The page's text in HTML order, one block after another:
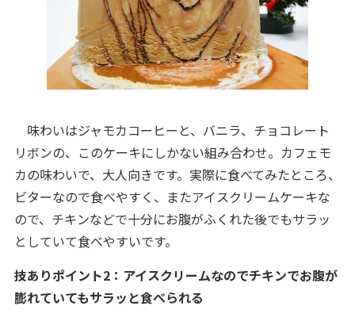
味わいはジャモカコーヒーと、バニラ、チョコレート
リボンの、このケーキにしかない組み合わせ。カフェモ
カの味わいで、大人向きです。実際に食べてみたところ、
ビターなので食べやすく、またアイスクリームケーキな
ので、チキンなどで十分にお腹がふくれた後でもサラッ
としていて食べやすいです。
技ありポイント2：アイスクリームなのでチキンでお腹が
膨れていてもサラッと食べられる